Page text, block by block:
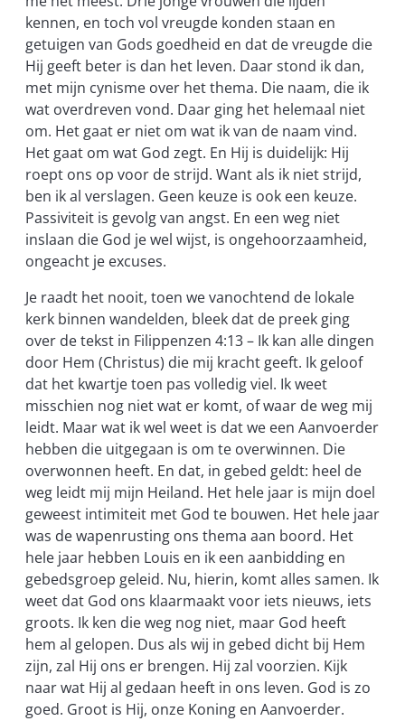
kennen, en toch vol vreugde konden staan en
getuigen van Gods goedheid en dat de vreugde die
Hij geeft beter is dan het leven. Daar stond ik dan,
met mijn cynisme over het thema. Die naam, die ik
wat overdreven vond. Daar ging het helemaal niet
om. Het gaat er niet om wat ik van de naam vind.
Het gaat om wat God zegt. En Hij is duidelijk: Hij
roept ons op voor de strijd. Want als ik niet strijd,
ben ik al verslagen. Geen keuze is ook een keuze.
Passiviteit is gevolg van angst. En een weg niet
inslaan die God je wel wijst, is ongehoorzaamheid,
ongeacht je excuses.
Je raadt het nooit, toen we vanochtend de lokale
kerk binnen wandelden, bleek dat de preek ging
over de tekst in Filippenzen 4:13 – Ik kan alle dingen
door Hem (Christus) die mij kracht geeft. Ik geloof
dat het kwartje toen pas volledig viel. Ik weet
misschien nog niet wat er komt, of waar de weg mij
leidt. Maar wat ik wel weet is dat we een Aanvoerder
hebben die uitgegaan is om te overwinnen. Die
overwonnen heeft. En dat, in gebed geldt: heel de
weg leidt mij mijn Heiland. Het hele jaar is mijn doel
geweest intimiteit met God te bouwen. Het hele jaar
was de wapenrusting ons thema aan boord. Het
hele jaar hebben Louis en ik een aanbidding en
gebedsgroep geleid. Nu, hierin, komt alles samen. Ik
weet dat God ons klaarmaakt voor iets nieuws, iets
groots. Ik ken die weg nog niet, maar God heeft
hem al gelopen. Dus als wij in gebed dicht bij Hem
zijn, zal Hij ons er brengen. Hij zal voorzien. Kijk
naar wat Hij al gedaan heeft in ons leven. God is zo
goed. Groot is Hij, onze Koning en Aanvoerder.